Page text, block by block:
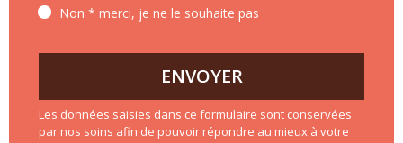
Non * merci, je ne le souhaite pas
ENVOYER
Les données saisies dans ce formulaire sont conservées
par nos soins afin de pouvoir répondre au mieux à votre